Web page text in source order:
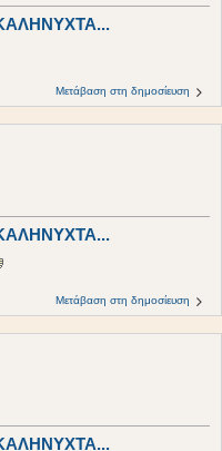
Μετάβαση στη δημοσίευση
Μετάβαση στη δημοσίευση